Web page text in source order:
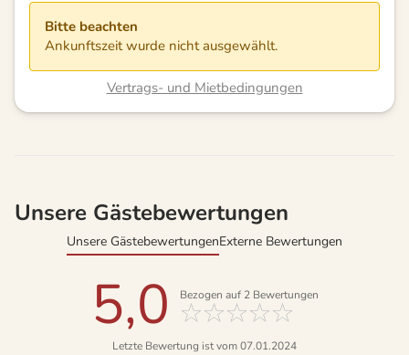
Bitte beachten
Ankunftszeit wurde nicht ausgewählt.
Vertrags- und Mietbedingungen
Unsere Gästebewertungen
Unsere GästebewertungenExterne Bewertungen
5,0 Bezogen auf 2Bewertungen
Letzte Bewertung ist vom 07.01.2024